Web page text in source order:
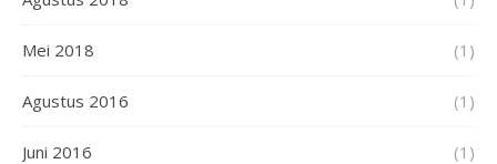
Mei 2018 (1)
Agustus 2016 (1)
Juni 2016 (1)